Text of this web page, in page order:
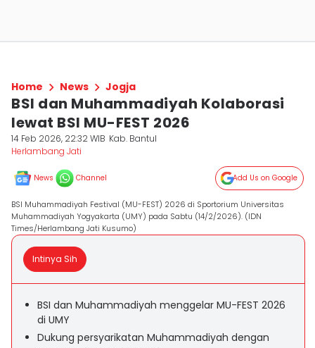
Home News Jogja
BSI dan Muhammadiyah Kolaborasi
lewat BSI MU-FEST 2026
14 Feb 2026, 22:32 WIB Kab. Bantul
Herlambang Jati
News Channel Add Us on Google
BSI Muhammadiyah Festival (MU-FEST) 2026 di Sportorium Universitas
Muhammadiyah Yogyakarta (UMY) pada Sabtu (14/2/2026). (IDN
Times/Herlambang Jati Kusumo)
Intinya Sih
BSI dan Muhammadiyah menggelar MU-FEST 2026
di UMY
Dukung persyarikatan Muhammadiyah dengan